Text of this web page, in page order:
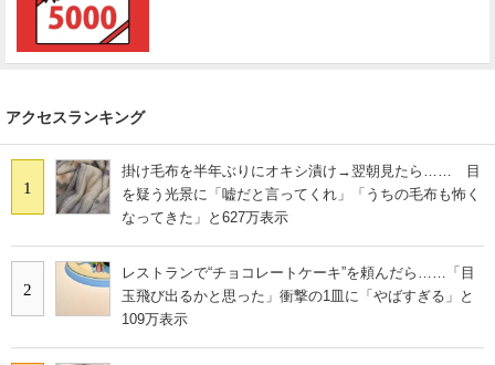
アクセスランキング
1
掛け毛布を半年ぶりにオキシ漬け→翌朝見たら…… 目
を疑う光景に「嘘だと言ってくれ」「うちの毛布も怖く
なってきた」と627万表示
2
レストランで“チョコレートケーキ”を頼んだら……「目
玉飛び出るかと思った」衝撃の1皿に「やばすぎる」と
109万表示